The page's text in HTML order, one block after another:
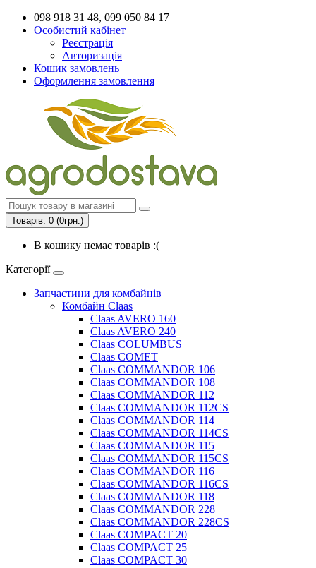
098 918 31 48, 099 050 84 17
Особистий кабінет
Реєстрація
Авторизація
Кошик замовлень
Оформлення замовлення
Товарів: 0 (0грн.)
В кошику немає товарів :(
Категорії
Запчастини для комбайнів
Комбайн Claas
Claas AVERO 160
Claas AVERO 240
Claas COLUMBUS
Claas COMET
Claas COMMANDOR 106
Claas COMMANDOR 108
Claas COMMANDOR 112
Claas COMMANDOR 112CS
Claas COMMANDOR 114
Claas COMMANDOR 114CS
Claas COMMANDOR 115
Claas COMMANDOR 115CS
Claas COMMANDOR 116
Claas COMMANDOR 116CS
Claas COMMANDOR 118
Claas COMMANDOR 228
Claas COMMANDOR 228CS
Claas COMPACT 20
Claas COMPACT 25
Claas COMPACT 30